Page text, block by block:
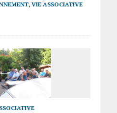
, VIE ASSOCIATIVE